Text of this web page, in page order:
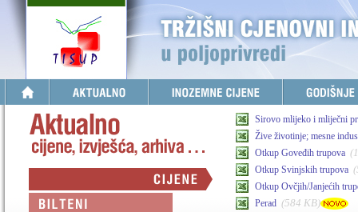
Sirovo mlijeko i mliječni
Žive životinje; mesne
Otkup Goveđih trupova
Otkup Svinjskih trupova
Otkup Ovčjih/Janjećih
Perad (584 KB)